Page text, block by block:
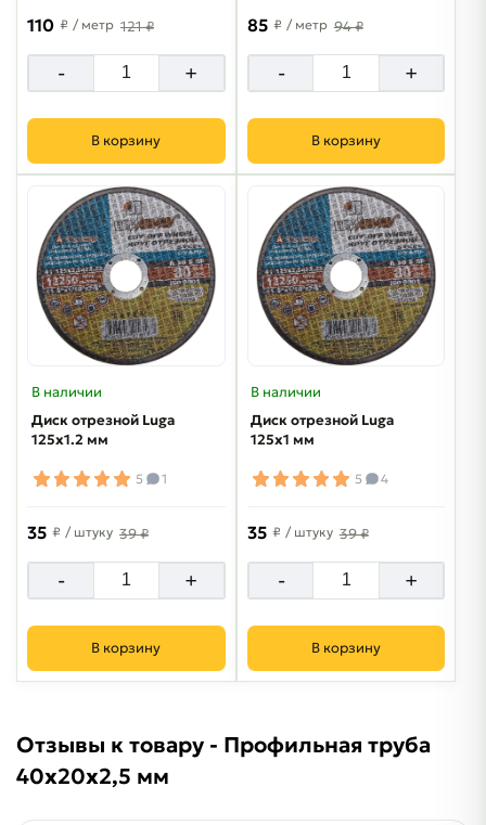
110 ₽ / метр 121 ₽
- +
В корзину
85 ₽ / метр 94 ₽
- +
В корзину
В наличии
Диск отрезной Luga
125х1.2 мм
5 1
35 ₽ / штуку 39 ₽
- +
В корзину
В наличии
Диск отрезной Luga
125х1 мм
5 4
35 ₽ / штуку 39 ₽
- +
В корзину
Отзывы к товару - Профильная труба
40х20х2,5 мм